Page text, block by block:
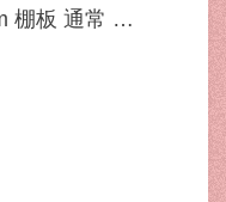
棚板 通常 …